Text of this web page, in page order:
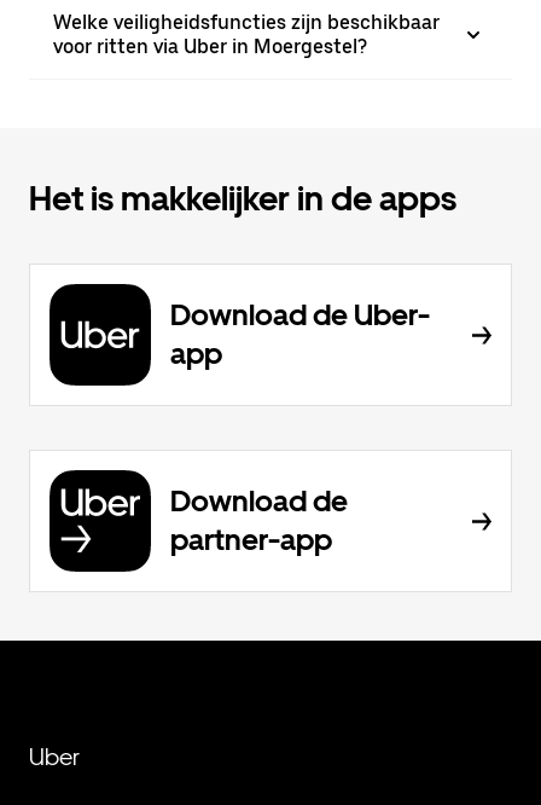
Welke veiligheidsfuncties zijn beschikbaar
voor ritten via Uber in Moergestel?
Het is makkelijker in de apps
Download de Uber-
app
Download de
partner-app
Uber